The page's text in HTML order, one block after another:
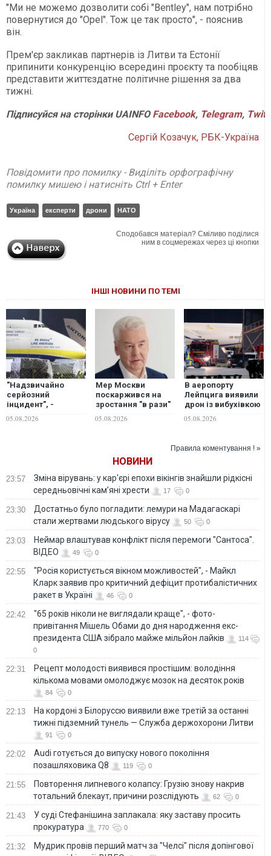
"Ми не можемо дозволити собі "Bentley", нам потрібно
повернутися до "Opel". Тож це так просто", - пояснив
він.
Прем'єр закликав партнерів із Литви та Естонії
припинити конкуренцію всередині проєкту та пообіцяв
представити життєздатне політичне рішення за два
тижні.
ПідписуйсянасторінкиUAINFO Facebook, Telegram,
Сергій Козачук, РБК-Україна
Повідомити про помилку - Виділіть орфографічну
помилку мишею і натисніть Ctrl + Enter
Україна експерти дрони НАТО
Сподобався матеріал? Сміливо поділися
ним в соцмережах через ці кнопки
ІНШІ НОВИНИ ПО ТЕМІ
"Надзвичайно
серйозний
інцидент", -
та розвідка
в аеропорту
Лейпцига
05.08.2026
Мер Москви
поскаржився на
зростання "в рази"
дронів
05.08.2026
В аеропорту
Лейпцига виявили
дрон із вибухівкою
літака, - ЗМІ
05.08.2026
Правила коментування ! »
НОВИНИ
23:57
Зміна вірувань: у кар'єрі епохи вікінгів знайшли рідкісні
середньовічні кам’яні хрести
17 0
23:30
Достатньо було погладити: лемури на Мадагаскарі
стали жертвами людського вірусу
50 0
23:03
Неймар влаштував конфлікт після перемоги "Сантоса".
ВІДЕО
49 0
22:55
"Росія користується вікном можливостей", - Майкл
Кларк заявив про критичний дефіцит протибалістичних
ракет в Україні
46 0
22:42
"65 років ніколи не виглядали краще", - фото-
привітання Мішель Обами до дня народження екс-
президента США зібрало майже мільйон лайків
114
0
22:31
Рецепт молодості виявився простішим: володіння
кількома мовами омолоджує мозок на десяток років
84 0
22:13
На кордоні з Білоруссю виявили вже третій за останні
тижні підземний тунель — Служба держохорони Литви
91 0
22:02
Audi готується до випуску нового покоління
позашляховика Q8
119 0
21:55
Повторення липневого колапсу: Грузію знову накрив
тотальний блекаут, причини розслідують
62 0
21:43
У суді Стефанішина заплакала: яку заставу просить
прокуратура
770 0
21:32
Мудрик провів перший матч за "Челсі" після допінгової